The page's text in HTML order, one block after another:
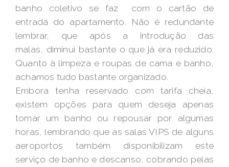
banho coletivo se faz com o cartão de
entrada do apartamento. Não é redundante
lembrar, que após a introdução das
malas, diminui bastante o que já era reduzido.
Quanto à limpeza e roupas de cama e banho,
achamos tudo bastante organizado.
Embora tenha reservado com tarifa cheia,
existem opções para quem deseja apenas
tomar um banho ou repousar por algumas
horas, lembrando que as salas VIPS de alguns
aeroportos também disponibilizam este
serviço de banho e descanso, cobrando pelas